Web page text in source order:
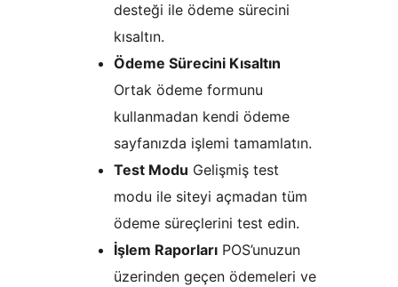
desteği ile ödeme sürecini
kısaltın.
Ödeme Sürecini Kısaltın
Ortak ödeme formunu
kullanmadan kendi ödeme
sayfanızda işlemi tamamlatın.
Test Modu Gelişmiş test
modu ile siteyi açmadan tüm
ödeme süreçlerini test edin.
İşlem Raporları POS’unuzun
üzerinden geçen ödemeleri ve